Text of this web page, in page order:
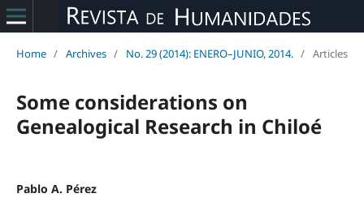
Home / Archives / No. 29 (2014): ENERO–JUNIO, 2014. / Articles
Some considerations on
Genealogical Research in Chiloé
Pablo A. Pérez